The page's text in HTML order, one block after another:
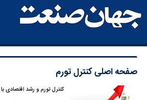
صفحه اصلیکنترل تورم
کنترل تورم و رشد اقتصادی